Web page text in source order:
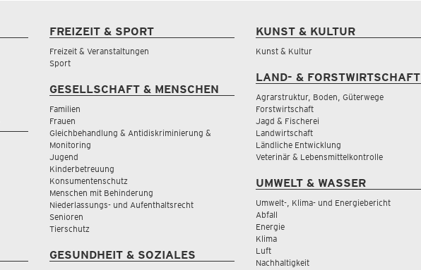
FREIZEIT & SPORT
Freizeit & Veranstaltungen
Sport
GESELLSCHAFT & MENSCHEN
Familien
Frauen
Gleichbehandlung & Antidiskriminierung &
Monitoring
Jugend
Kinderbetreuung
Konsumentenschutz
Menschen mit Behinderung
Niederlassungs- und Aufenthaltsrecht
Senioren
Tierschutz
GESUNDHEIT & SOZIALES
KUNST & KULTUR
Kunst & Kultur
LAND- & FORSTWIRTSCHAFT
Agrarstruktur, Boden, Güterwege
Forstwirtschaft
Jagd & Fischerei
Landwirtschaft
Ländliche Entwicklung
Veterinär & Lebensmittelkontrolle
UMWELT & WASSER
Umwelt-, Klima- und Energiebericht
Abfall
Energie
Klima
Luft
Nachhaltigkeit